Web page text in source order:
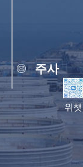
주사
위챗